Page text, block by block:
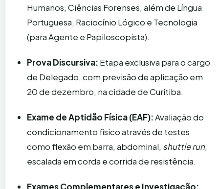
Humanos, Ciências Forenses, além de Língua
Portuguesa, Raciocínio Lógico e Tecnologia
(para Agente e Papiloscopista).
Prova Discursiva: Etapa exclusiva para o cargo
de Delegado, com previsão de aplicação em
20 de dezembro, na cidade de Curitiba.
Exame de Aptidão Física (EAF):Avaliação do
condicionamento físico através de testes
como flexão em barra, abdominal, shuttle run,
escalada em corda e corrida de resistência.
Exames Complementares e Investigação: